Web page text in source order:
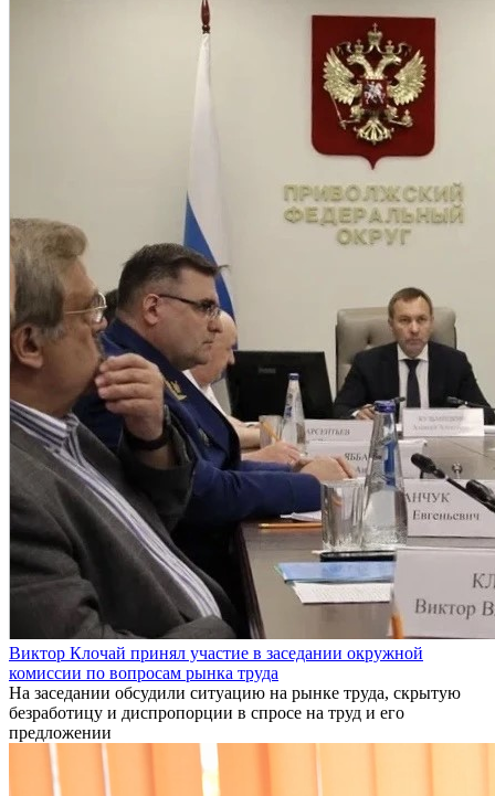
Виктор Клочай принял участие в заседании окружной
комиссии по вопросам рынка труда
На заседании обсудили ситуацию на рынке труда, скрытую
безработицу и диспропорции в спросе на труд и его
предложении